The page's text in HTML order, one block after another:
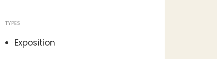
TYPES
Exposition